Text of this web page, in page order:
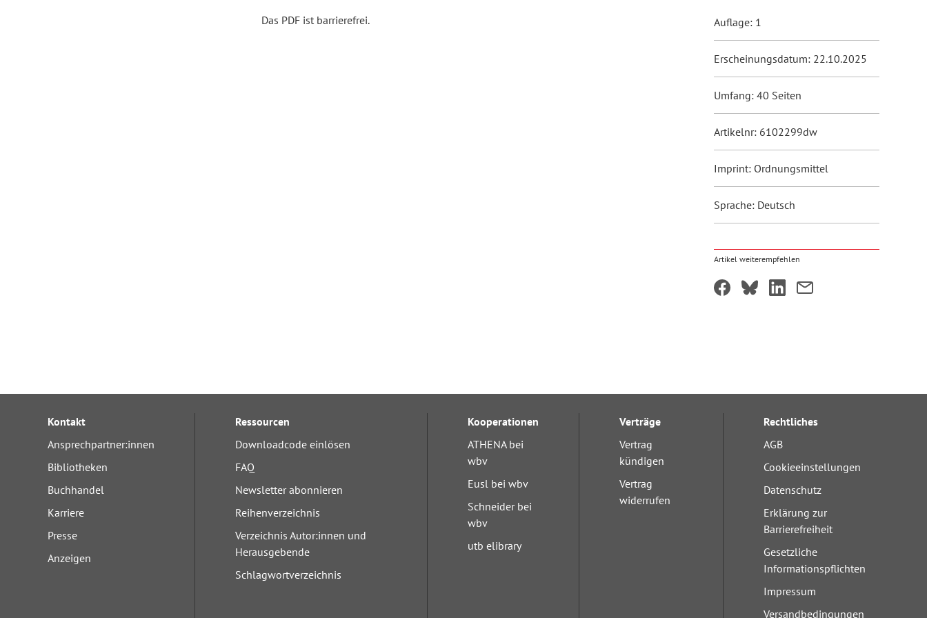
Das PDF ist barrierefrei. Auflage: 1
Erscheinungsdatum: 22.10.2025
Umfang: 40 Seiten
Artikelnr: 6102299dw
Imprint: Ordnungsmittel
Sprache: Deutsch
Artikel weiterempfehlen
Kontakt
Ansprechpartner:innen
Bibliotheken
Buchhandel
Karriere
Presse
Anzeigen
Ressourcen
Downloadcode einlösen
FAQ
Newsletter abonnieren
Reihenverzeichnis
Verzeichnis Autor:innen und
Herausgebende
Schlagwortverzeichnis
Kooperationen
ATHENA bei
wbv
Eusl bei wbv
Schneider bei
wbv
utb elibrary
Verträge
Vertrag
kündigen
Vertrag
widerrufen
Rechtliches
AGB
Cookieeinstellungen
Datenschutz
Erklärung zur
Barrierefreiheit
Gesetzliche
Informationspflichten
Impressum
Versandbedingungen